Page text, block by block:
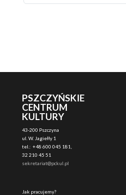
PSZCZYŃSKIE
CENTRUM
KULTURY
43-200 Pszczyna
ul. W. Jagiełły 1
tel.: +48 600 045 181,
32 210 45 51
sekretariat@pckul.pl
Jak pracujemy?